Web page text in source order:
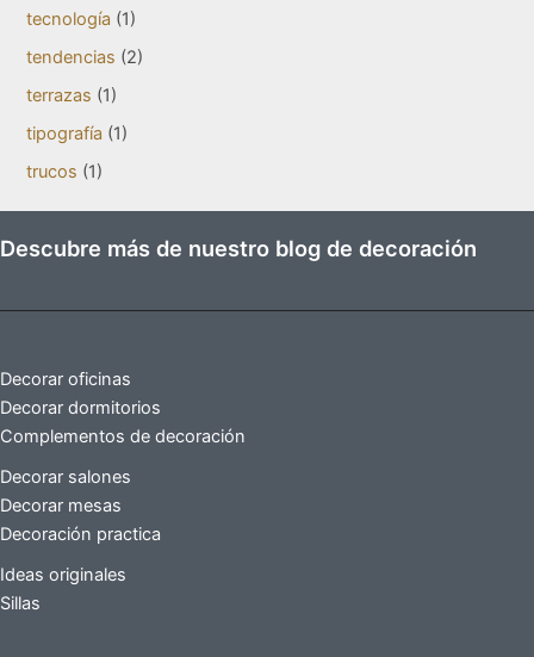
tecnología (1)
tendencias (2)
terrazas (1)
tipografía (1)
trucos (1)
Descubre más de nuestro blog de decoración
Decorar oficinas
Decorar dormitorios
Complementos de decoración
Decorar salones
Decorar mesas
Decoración practica
Ideas originales
Sillas